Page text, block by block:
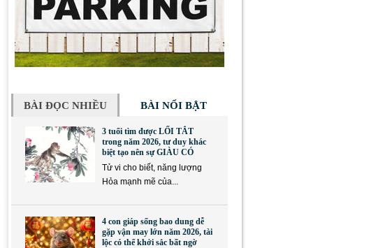
BÀI ĐỌC NHIỀU BÀI NỔI BẬT
3 tuổi tìm được LỐI TẮT
trong năm 2026, tư duy khác
biệt tạo nên sự GIÀU CÓ
Tử vi cho biết, năng lượng
Hỏa mạnh mẽ của...
4 con giáp sống bao dung dễ
gặp vận may lớn năm 2026, tài
lộc có thể khởi sắc bất ngờ